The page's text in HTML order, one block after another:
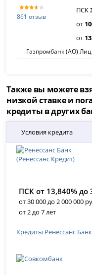
861 отзыв
ПСК
от
от 13
Газпромбанк (АО)
Также вы можете
низкой ставке и
кредиты в других
Условия кредита
ПСК от 13,840% до
от 30 000 до 2 000 000
от 2 до 7 лет
Кредиты Ренессанс